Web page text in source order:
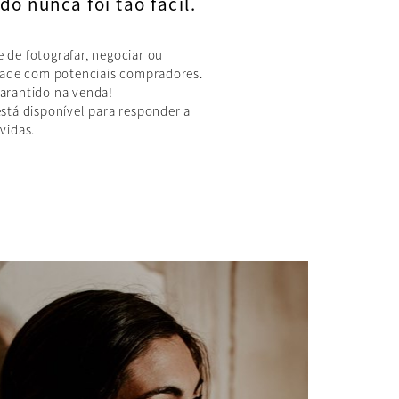
de fotografar, negociar ou
com potenciais compradores.
na venda!
disponível para responder a